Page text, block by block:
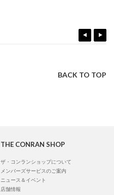
BACK TO TOP
THE CONRAN SHOP
ザ・コンランショップについて
メンバーズサービスのご案内
ニュース＆イベント
店舗情報